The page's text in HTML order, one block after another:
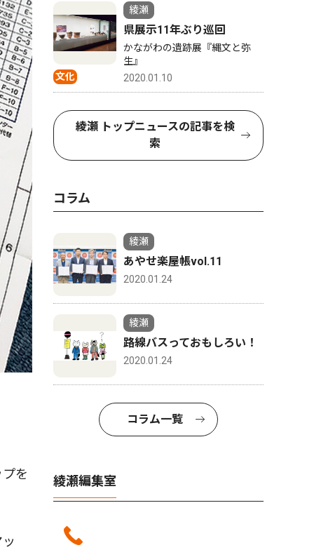
を
文化
綾瀬
県展示11年ぶり巡回
かながわの遺跡展『縄文と弥
生』
2020.01.10
綾瀬 トップニュースの記事を検
索
コラム
綾瀬
あやせ楽屋帳vol.11
2020.01.24
綾瀬
路線バスっておもしろい！
2020.01.24
コラム一覧
綾瀬編集室